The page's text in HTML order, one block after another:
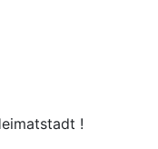
!